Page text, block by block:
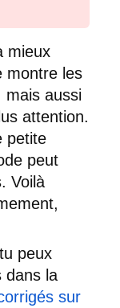
mieux
montre les
mais aussi
attention.
petite
peut
Voilà
peux
dans la
sur